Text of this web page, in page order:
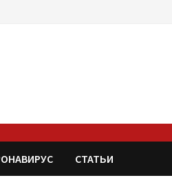
СТАТЬИ